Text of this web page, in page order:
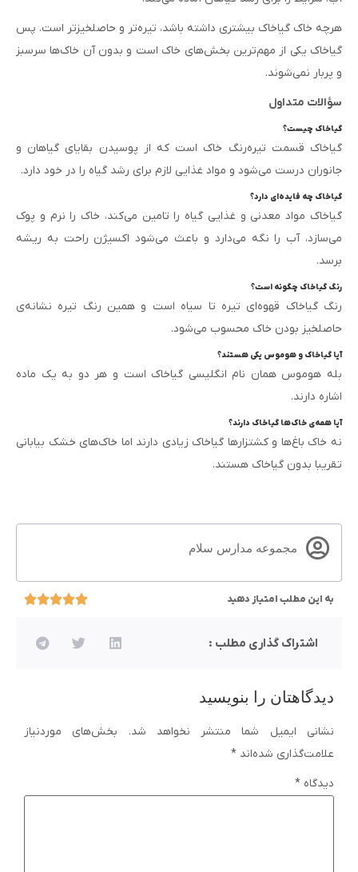
هرچه خاک گیاخاک بیشتری داشته باشد، تیره‌تر و حاصلخیزتر است. پس
گیاخاک یکی از مهم‌ترین بخش‌های خاک است و بدون آن خاک‌ها سرسبز
و پربار نمی‌شوند.
سؤالات متداول
گیاخاک چیست؟
گیاخاک قسمت تیره‌رنگ خاک است که از پوسیدن بقایای گیاهان و
جانوران درست می‌شود و مواد غذایی لازم برای رشد گیاه را در خود دارد.
گیاخاک چه فایده‌ای دارد؟
گیاخاک مواد معدنی و غذایی گیاه را تامین می‌کند، خاک را نرم و پوک
می‌سازد، آب را نگه می‌دارد و باعث می‌شود اکسیژن راحت به ریشه
برسد.
رنگ گیاخاک چگونه است؟
رنگ گیاخاک قهوه‌ای تیره تا سیاه است و همین رنگ تیره نشانه‌ی
حاصلخیز بودن خاک محسوب می‌شود.
آیا گیاخاک و هوموس یکی هستند؟
بله هوموس همان نام انگلیسی گیاخاک است و هر دو به یک ماده
اشاره دارند.
آیا همه‌ی خاک‌ها گیاخاک دارند؟
نه خاک باغ‌ها و کشتزارها گیاخاک زیادی دارند اما خاک‌های خشک بیابانی
تقریبا بدون گیاخاک هستند.
مجموعه مدارس سلام
به این مطلب امتیاز دهید
اشتراک گذاری مطلب :
دیدگاهتان را بنویسید
نشانی ایمیل شما منتشر نخواهد شد.
بخش‌های موردنیاز
علامت‌گذاری شده‌اند *
دیدگاه *